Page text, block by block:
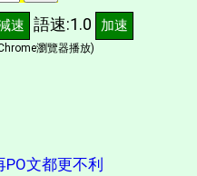
速 語速:1.0 加速
瀏覽器播放)
文都更不利